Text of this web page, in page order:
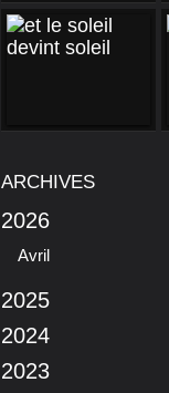
ARCHIVES
2026
Avril
2025
2024
2023